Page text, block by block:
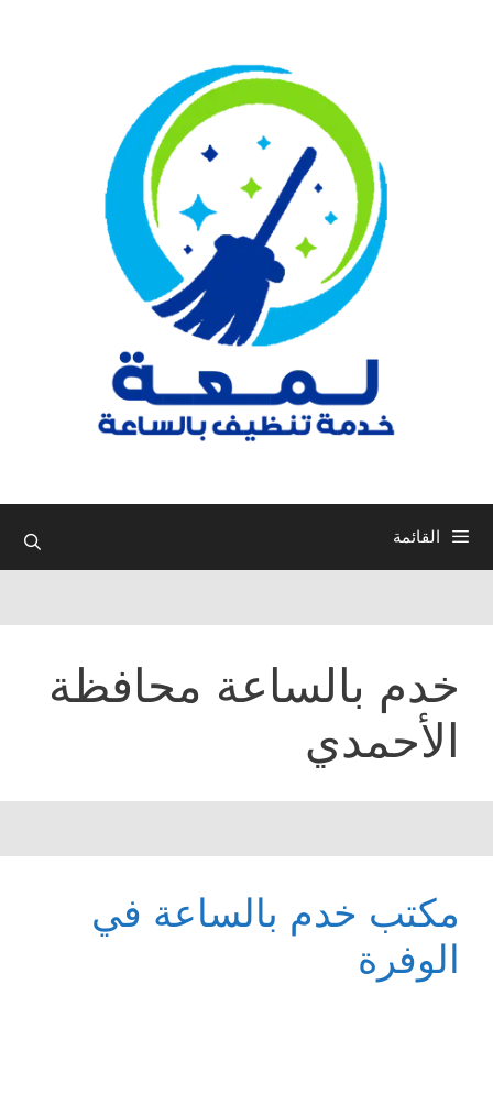
القائمة
خدم بالساعة محافظة
الأحمدي
مكتب خدم بالساعة في
الوفرة